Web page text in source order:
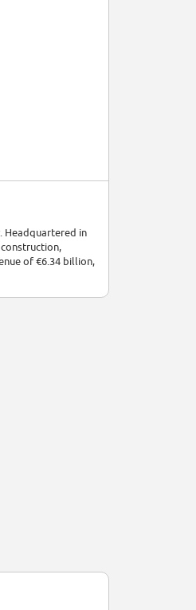
Headquartered in
of €6.34 billion,